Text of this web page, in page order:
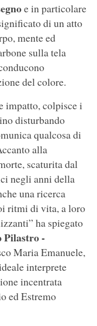
e in particolare
di un atto
mente ed
sulla tela
del colore.
impatto, colpisce i
disturbando
qualcosa di
alla
scaturita dal
negli anni della
una ricerca
ritmi di vita, a loro
ha spiegato
Pilastro -
Maria Emanuele,
interprete
incentrata
ed Estremo